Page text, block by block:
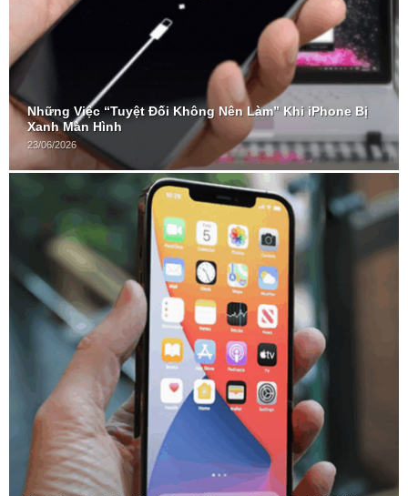
Những Việc “Tuyệt Đối Không Nên Làm” Khi iPhone Bị
Xanh Màn Hình
23/06/2026